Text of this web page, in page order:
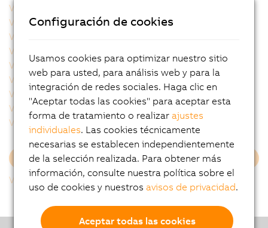
VCA0Y01.0020
VCA0Y01.0100
VCA0Y01.0150
VCA0Y01.0200
VCA0Y11.0010
VCA0Y11.0050
VCA0Y11.0100
VCA0Y11.0150
VLE0C0120
VLE0C0160
VLE0C0250
VLE0C0350
VLE0C0500
VLE0T0001
VMA025D30
Cargar más
Volver al listado
Configuración de cookies
Usamos cookies para optimizar nuestro sitio
web para usted, para análisis web y para la
integración de redes sociales. Haga clic en
"Aceptar todas las cookies" para aceptar esta
forma de tratamiento o realizarajustes
individuales. Las cookies técnicamente
necesarias se establecen independientemente
de la selección realizada. Para obtener más
información, consulte nuestra política sobre el
uso de cookies y nuestrosavisos de privacidad.
Aceptar todas las cookies